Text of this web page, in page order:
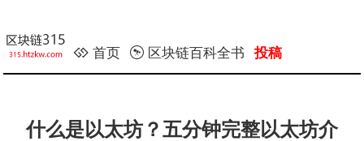
首页 区块链百科全书 投稿
什么是以太坊？五分钟完整以太坊介